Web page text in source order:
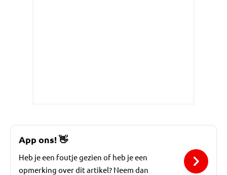
App ons!👋
Heb je een foutje gezien of heb je een
opmerking over dit artikel? Neem dan